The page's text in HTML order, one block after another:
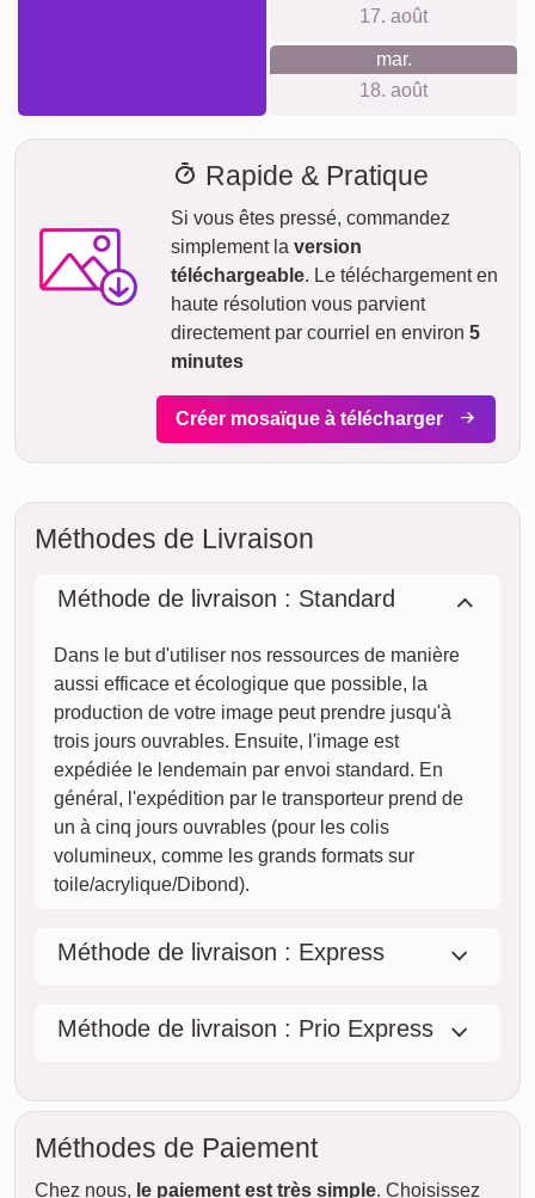
17. août
mar.
18. août
Rapide & Pratique
Si vous êtes pressé, commandez
simplement la version
téléchargeable. Le téléchargement en
haute résolution vous parvient
directement par courriel en environ 5
minutes
Créer mosaïque à télécharger
Méthodes de Livraison
Méthode de livraison : Standard
Dans le but d'utiliser nos ressources de manière
aussi efficace et écologique que possible, la
production de votre image peut prendre jusqu'à
trois jours ouvrables. Ensuite, l'image est
expédiée le lendemain par envoi standard. En
général, l'expédition par le transporteur prend de
un à cinq jours ouvrables (pour les colis
volumineux, comme les grands formats sur
toile/acrylique/Dibond).
Méthode de livraison : Express
Méthode de livraison : Prio Express
Méthodes de Paiement
Chez nous, le paiement est très simple. Choisissez